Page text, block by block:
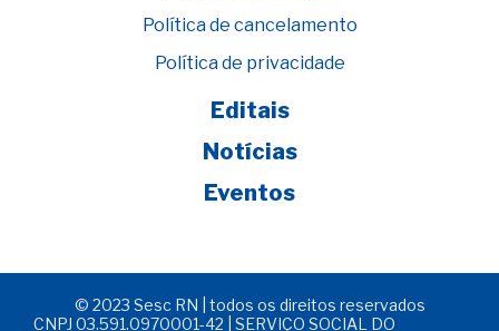
Política de cancelamento
Política de privacidade
Editais
Notícias
Eventos
© 2023 Sesc RN | todos os direitos reservados
CNPJ 03.591.0970001-42 | SERVIÇO SOCIAL DO